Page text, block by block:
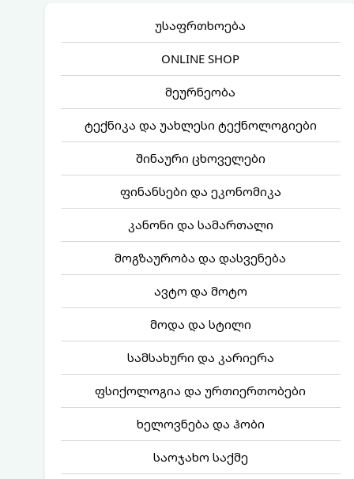
უსაფრთხოება
ONLINE SHOP
მეურნეობა
ტექნიკა და უახლესი ტექნოლოგიები
შინაური ცხოველები
ფინანსები და ეკონომიკა
კანონი და სამართალი
მოგზაურობა და დასვენება
ავტო და მოტო
მოდა და სტილი
სამსახური და კარიერა
ფსიქოლოგია და ურთიერთობები
ხელოვნება და ჰობი
საოჯახო საქმე